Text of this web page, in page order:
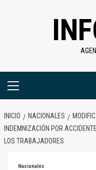
Menú
INICIO NACIONALES
INDEMNIZACIÓN POR
LOS TRABAJADORES
Nacionales